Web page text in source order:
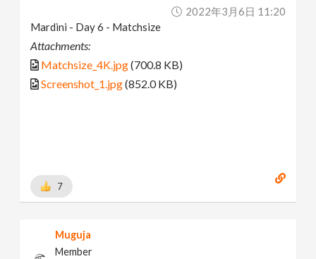
2022年3月6日 11:20
Mardini - Day 6 - Matchsize
Attachments:
Matchsize_4K.jpg(700.8 KB)
Screenshot_1.jpg(852.0 KB)
7
Muguja
Member